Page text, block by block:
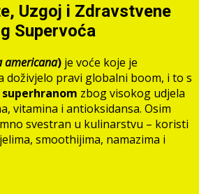
Uzgoj i Zdravstvene
Supervoća
americana) je voće koje je
doživjelo pravi globalni boom, i to s
superhranom zbog visokog udjela
vitamina i antioksidansa. Osim
svestran u kulinarstvu – koristi
smoothijima, namazima i